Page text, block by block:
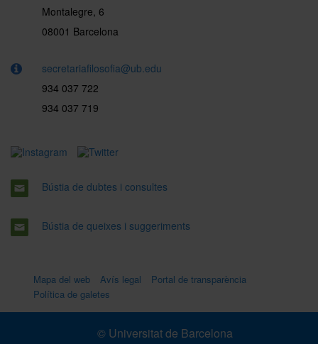
Montalegre, 6
08001 Barcelona
secretariafilosofia@ub.edu
934 037 722
934 037 719
Bústia de dubtes i consultes
Bústia de queixes i suggeriments
Mapa del web Avís legal
Portal de transparència
Política de galetes
© Universitat de Barcelona